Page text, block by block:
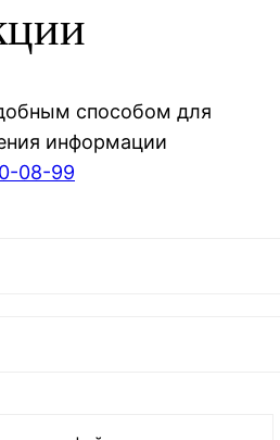
способом для
информации
08-99